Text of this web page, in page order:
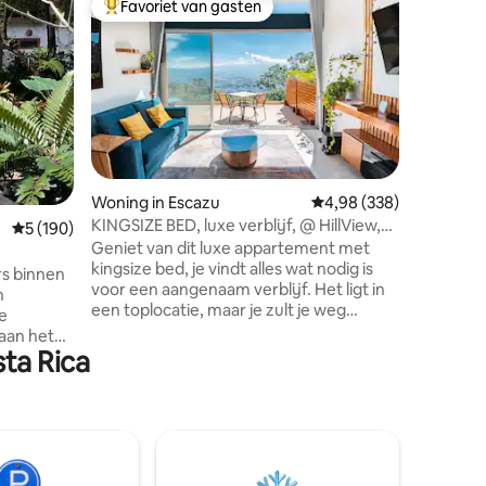
Gemiddelde beoordeling van 5 op 5, 190 recensies
5 (190)
binnen
het
enkele
met
Topfavoriet van gasten
Favoriet van gasten
Woning in Escazu Gemiddelde
4,98 (338)
KINGSIZE BED, luxe verblijf, @ HillView,
groene gebieden, airco
Geniet van dit luxe appartement met
kingsize bed, je vindt alles wat nodig is
voor een aangenaam verblijf. Het ligt in
een toplocatie, maar je zult je weg
creëert. Het appartement is licht en
Rica